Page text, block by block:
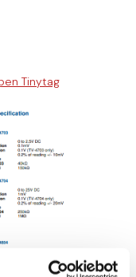
Tinytag